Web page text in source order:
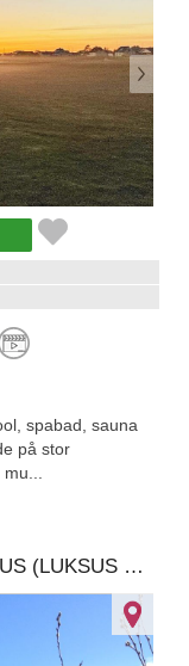
spabad, sauna
på stor
Nyere arkitekttegnet LAVENERGIHUS (LUKSUS med INTERNET og WELLNESS).Nr. Vorupør, syd for Klitmøller